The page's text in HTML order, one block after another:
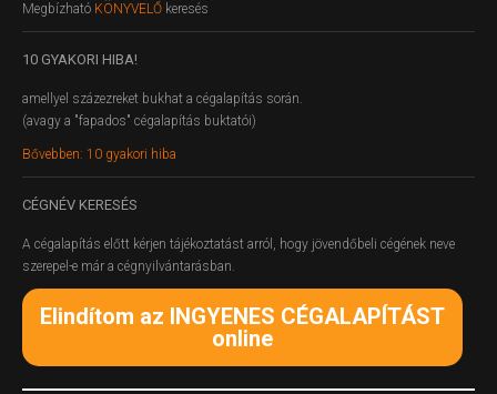
Megbízható KÖNYVELŐ keresés
10 GYAKORI HIBA!
amellyel százezreket bukhat a cégalapítás során.
(avagy a "fapados" cégalapítás buktatói)
Bővebben: 10 gyakori hiba
CÉGNÉV KERESÉS
A cégalapítás előtt kérjen tájékoztatást arról, hogy jövendőbeli cégének neve
szerepel-e már a cégnyilvántarásban.
Elindítom az INGYENES CÉGALAPÍTÁST
online